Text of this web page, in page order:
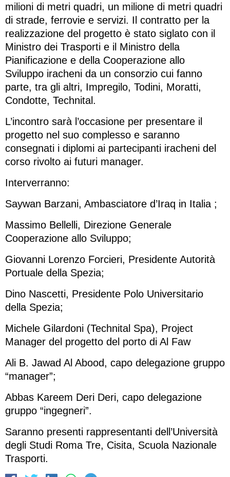
milioni di metri quadri, un milione di metri quadri
di strade, ferrovie e servizi. Il contratto per la
realizzazione del progetto è stato siglato con il
Ministro dei Trasporti e il Ministro della
Pianificazione e della Cooperazione allo
Sviluppo iracheni da un consorzio cui fanno
parte, tra gli altri, Impregilo, Todini, Moratti,
Condotte, Technital.
L’incontro sarà l’occasione per presentare il
progetto nel suo complesso e saranno
consegnati i diplomi ai partecipanti iracheni del
corso rivolto ai futuri manager.
Interverranno:
Saywan Barzani, Ambasciatore d’Iraq in Italia ;
Massimo Bellelli, Direzione Generale
Cooperazione allo Sviluppo;
Giovanni Lorenzo Forcieri, Presidente Autorità
Portuale della Spezia;
Dino Nascetti, Presidente Polo Universitario
della Spezia;
Michele Gilardoni (Technital Spa), Project
Manager del progetto del porto di Al Faw
Ali B. Jawad Al Abood, capo delegazione gruppo
“manager”;
Abbas Kareem Deri Deri, capo delegazione
gruppo “ingegneri”.
Saranno presenti rappresentanti dell’Università
degli Studi Roma Tre, Cisita, Scuola Nazionale
Trasporti.